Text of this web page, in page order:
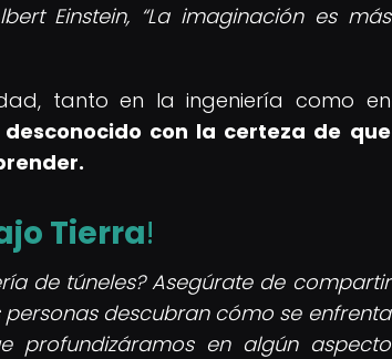
Einstein,
La imaginación es más
tanto en la ingeniería como en
con la certeza de que
Tierra!
de túneles? Asegúrate de compartir
descubran cómo se enfrenta
profundizáramos en algún aspecto